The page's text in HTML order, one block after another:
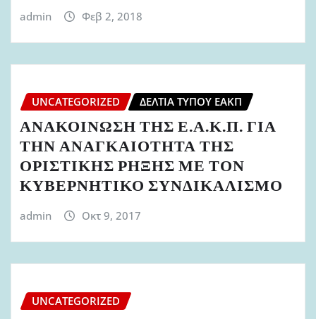
admin Φεβ 2, 2018
UNCATEGORIZED ΔΕΛΤΊΑ ΤΎΠΟΥ ΕΑΚΠ
ΑΝΑΚΟΙΝΩΣΗ ΤΗΣ Ε.Α.Κ.Π. ΓΙΑ
ΤΗΝ ΑΝΑΓΚΑΙΟΤΗΤΑ ΤΗΣ
ΟΡΙΣΤΙΚΗΣ ΡΗΞΗΣ ΜΕ ΤΟΝ
ΚΥΒΕΡΝΗΤΙΚΟ ΣΥΝΔΙΚΑΛΙΣΜΟ
admin Οκτ 9, 2017
UNCATEGORIZED